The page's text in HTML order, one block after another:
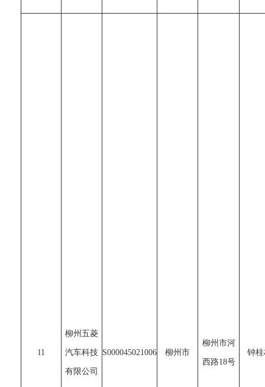
11
柳州五菱
汽车科技
有限公司
S000045021006 柳州市
柳州市河
西路18号
钟